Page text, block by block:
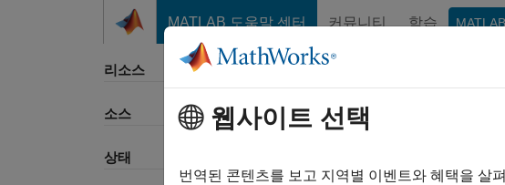
MATLAB 도움말 센터 커뮤니티 학습
리소스
소스
상태
웹사이트 선택
번역된 콘텐츠를 보고 지역별 이벤트와 혜택을 살